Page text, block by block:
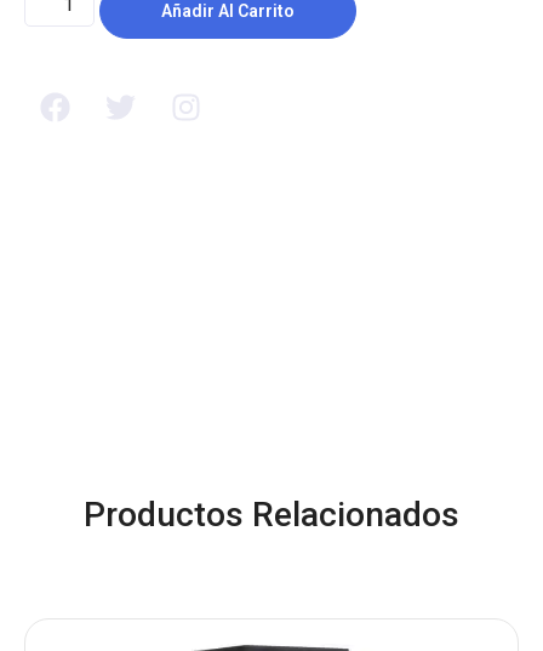
Añadir Al Carrito
Productos Relacionados